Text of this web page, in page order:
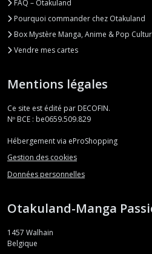
FAQ – Otakuland
Pourquoi commander chez Otakuland
Box Mystère Manga, Anime & Pop
Vendre mes cartes
Mentions légales
Ce site est édité par DECOFIN.
Nº BCE : be0659.509.829
Hébergement via eProShopping
Gestion des cookies
Données personnelles
Otakuland-Manga
1457 Walhain
Belgique